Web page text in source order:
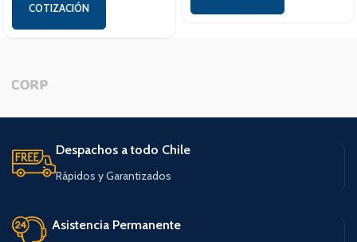
COTIZACIÓN
Despachos a todo Chile
Rápidos y Garantizados
Asistencia Permanente